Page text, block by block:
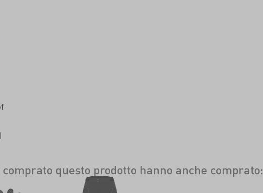
questo prodotto hanno anche comprato: